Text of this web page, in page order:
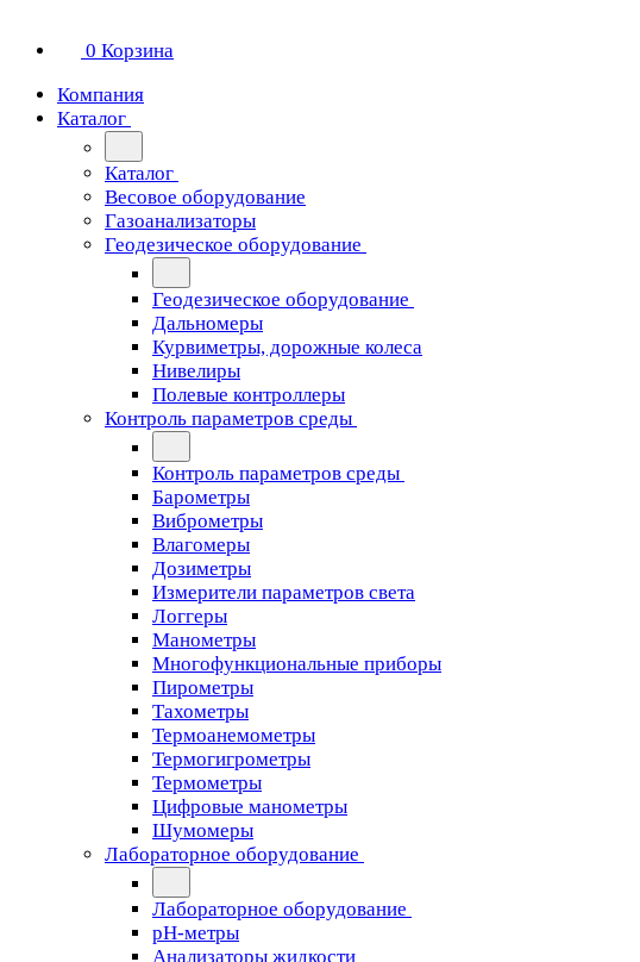
0 Корзина
Компания
Каталог
Каталог
Весовое оборудование
Газоанализаторы
Геодезическое оборудование
Геодезическое оборудование
Дальномеры
Курвиметры, дорожные колеса
Нивелиры
Полевые контроллеры
Контроль параметров среды
Контроль параметров среды
Барометры
Виброметры
Влагомеры
Дозиметры
Измерители параметров света
Логгеры
Манометры
Многофункциональные приборы
Пирометры
Тахометры
Термоанемометры
Термогигрометры
Термометры
Цифровые манометры
Шумомеры
Лабораторное оборудование
Лабораторное оборудование
pH-метры
Анализаторы жидкости